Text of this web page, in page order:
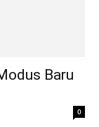
Baru
0